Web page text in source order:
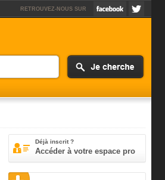
RETROUVEZ-NOUS SUR
Déjà inscrit ?
Accéder à votre espace pro